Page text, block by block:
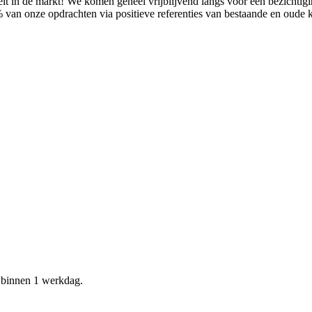
onze opdrachten via positieve referenties van bestaande en
1 werkdag.